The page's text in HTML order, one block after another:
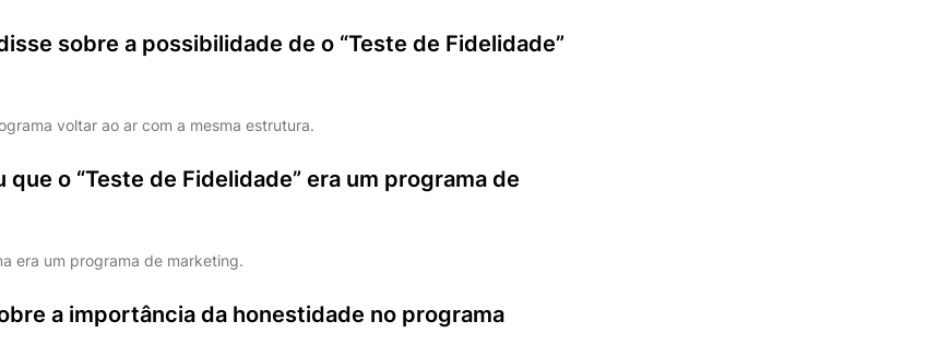
sobre a possibilidade de o “Teste de Fidelidade”
voltar ao ar com a mesma estrutura.
o “Teste de Fidelidade” era um programa de
era um programa de marketing.
a importância da honestidade no programa